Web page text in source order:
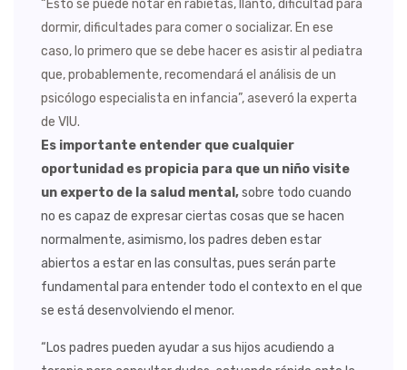
“Esto se puede notar en rabietas, llanto, dificultad para
dormir, dificultades para comer o socializar. En ese
caso, lo primero que se debe hacer es asistir al pediatra
que, probablemente, recomendará el análisis de un
psicólogo especialista en infancia”, aseveró la experta
de VIU.
Es importante entender que cualquier
oportunidad es propicia para que un niño visite
un experto de la salud mental,sobre todo cuando
no es capaz de expresar ciertas cosas que se hacen
normalmente, asimismo, los padres deben estar
abiertos a estar en las consultas, pues serán parte
fundamental para entender todo el contexto en el que
se está desenvolviendo el menor.
“Los padres pueden ayudar a sus hijos acudiendo a